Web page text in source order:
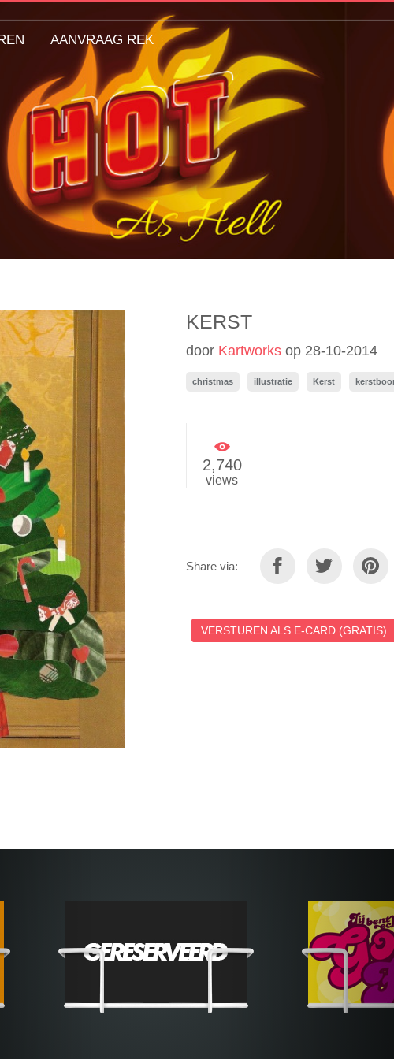
KERST
door Kartworksop 28-10-2014
christmas illustratie Kerst
2,740
views
Share via:
VERSTUREN ALS E-CARD (GRATIS)
AANVRAAG REK